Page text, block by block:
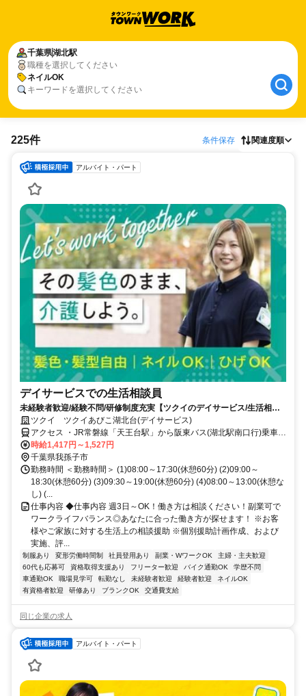
千葉県湖北駅
職種を選択してください
ネイルOK
キーワードを選択してください
225件 条件保存 関連度順
アルバイト・パート
デイサービスでの生活相談員
未経験者歓迎/経験不問/研修制度充実【ツクイのデイサービス/生活相談
員求人】
ツクイ ツクイあびこ湖北台(デイサービス)
アクセス ・JR常磐線「天王台駅」から阪東バス(湖北駅南口行)乗車、
「けやき通り」下車徒歩約1分/「団地中央」下車徒歩約4分
時給1,417円～1,527円
千葉県我孫子市
勤務時間 ＜勤務時間＞ (1)08:00～17:30(休憩60分) (2)09:00～
18:30(休憩60分) (3)09:30～19:00(休憩60分) (4)08:00～13:00(休憩な
し) (...
仕事内容 ◆仕事内容 週3日～OK！働き方は相談ください！副業可で
ワークライフバランス◎あなたに合った働き方が探せます！ ※お客
様やご家族に対する生活上の相談援助 ※個別援助計画作成、および
実施、評...
制服あり 変形労働時間制 社員登用あり 副業・WワークOK
主婦・主夫歓迎
60代も応募可
資格取得支援あり フリーター歓迎 バイク通勤OK
学歴不問
車通勤OK
職場見学可 転勤なし 未経験者歓迎 経験者歓迎
ネイルOK
有資格者歓迎
研修あり ブランクOK 交通費支給
同じ企業の求人
アルバイト・パート